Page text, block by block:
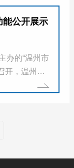
能公开展示
办的“温州市
开，温州市